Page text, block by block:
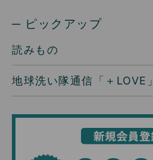
─ ピックアップ
読みもの
地球洗い隊通信「＋LOVE」